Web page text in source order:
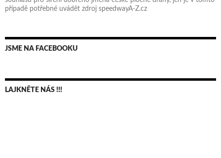
případě potřebné uvádět zdroj speedwayA-Z.cz
JSME NA FACEBOOKU
LAJKNĚTE NÁS !!!